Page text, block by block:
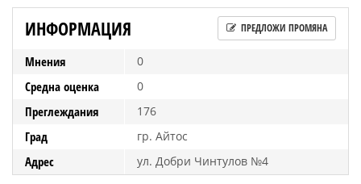
ИНФОРМАЦИЯ ПРЕДЛОЖИ ПРОМЯНА
Мнения 0
Средна оценка 0
Преглеждания 176
Град гр. Айтос
Адрес ул. Добри Чинтулов №4